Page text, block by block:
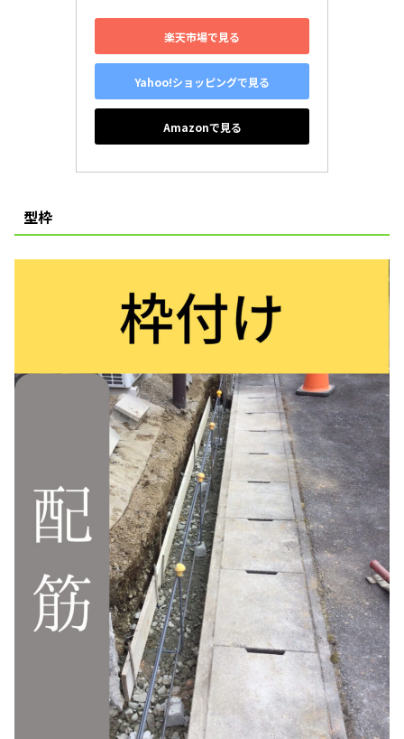
楽天市場で見る
Yahoo!ショッピングで見る
Amazonで見る
型枠